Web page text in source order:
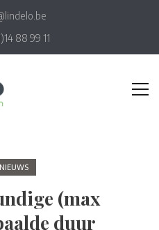
88 99 11
NIEUWS
(max
duur